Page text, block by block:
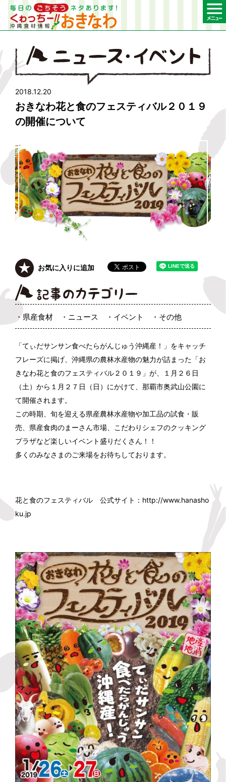
2018.12.20
おきなわ花と食のフェスティバル２０１９
の開催について
お気に入りに追加
県産食材 ニュース イベント その他
「てぃだサンサン食べたらがんじゅう沖縄産！」をキャッチ
フレーズに掲げ、沖縄県の農林水産物の魅力が詰まった「お
きなわ花と食のフェスティバル２ ０１９」が、１月２６日
（土）から１月２７日（日）にかけて、那覇市奥武山公園に
て開催されます。
この時期、旬を迎える県産農林水産物や加工品の試食・販
売、県産食肉のまーさん市場、こだわりシェフのクッキング
プラザなど楽しいイベント盛り だくさん！！
多くのみなさまのご来場をお待ちしております。
花と食のフェスティバル 公式サイト： http://www.hanasho
ku.jp